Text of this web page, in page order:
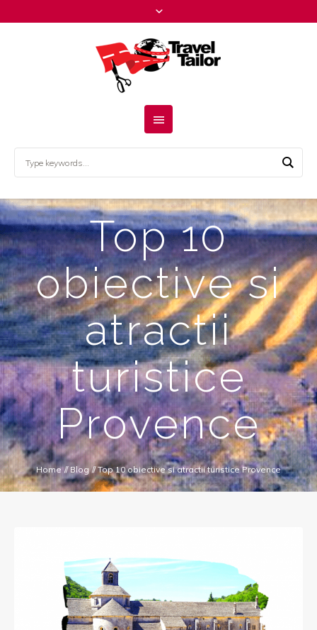
Top 10
obiective si
atractii
turistice
Provence
Home // Blog //Top 10 obiective si atractii turistice Provence